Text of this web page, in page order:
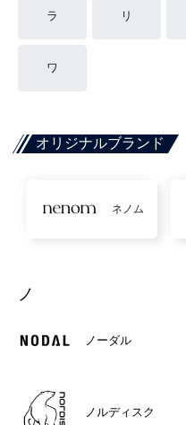
ラ リ
ワ
オリジナルブランド
ネノム
ノ
ノーダル
ノルディスク